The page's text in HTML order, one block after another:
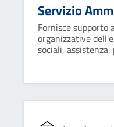
Servizio
Fornisce
organizzative
sociali,